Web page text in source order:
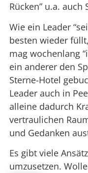
Rücken” u.a.
Wie ein Leader
besten wieder
mag wochenlang
ein anderer den
Sterne-Hotel
Leader auch in
alleine dadurch
vertraulichen
und Gedanken
Es gibt viele
umzusetzen.